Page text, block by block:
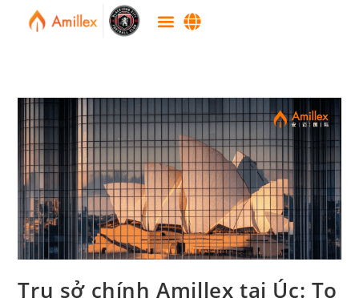
Trụ sở chính Amillex tại Úc: Tọ